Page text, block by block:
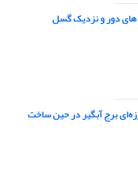
های دور و نزدیک گسل
برج آبگیر در حین ساخت